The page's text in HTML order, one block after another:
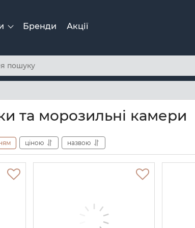
Бренди Акції
та морозильні камери
ціною назвою